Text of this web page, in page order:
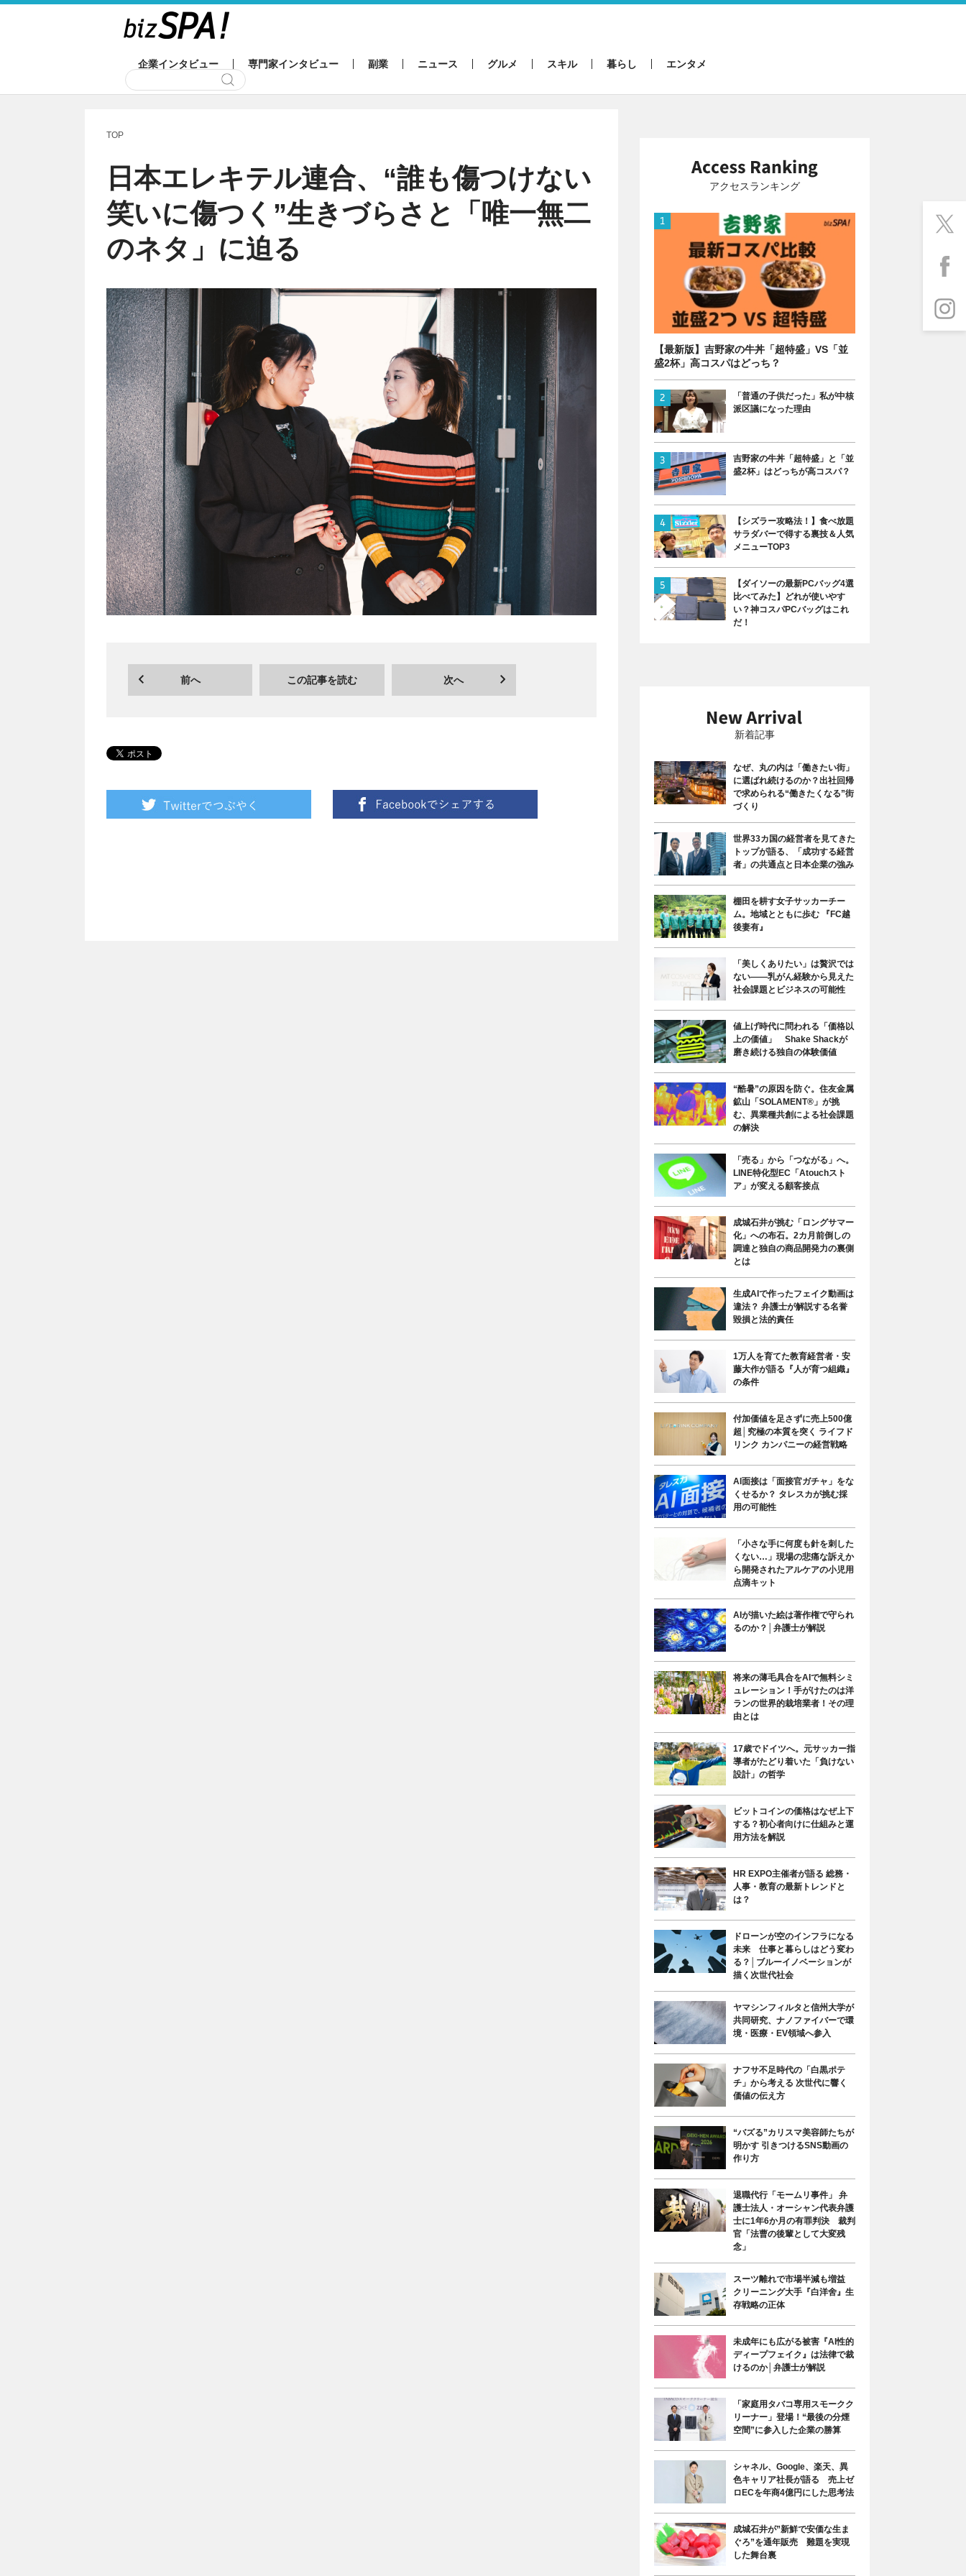
企業インタビュー 専門家インタビュー 副業 ニュース グルメ スキル 暮らし エンタメ
TOP
日本エレキテル連合、“誰も傷つけない
笑いに傷つく”生きづらさと「唯一無二
のネタ」に迫る
前へ この記事を読む 次へ
アクセスランキング
【最新版】吉野家の牛丼「超特盛」VS「並
盛2杯」高コスパはどっち？
「普通の子供だった」私が中核
派区議になった理由
吉野家の牛丼「超特盛」と「並
盛2杯」はどっちが高コスパ？
【シズラー攻略法！】食べ放題
サラダバーで得する裏技＆人気
メニューTOP3
【ダイソーの最新PCバッグ4選
比べてみた】どれが使いやす
い？神コスパPCバッグはこれ
だ！
新着記事
なぜ、丸の内は「働きたい街」
に選ばれ続けるのか？出社回帰
で求められる“働きたくなる”街
づくり
世界33カ国の経営者を見てきた
トップが語る、「成功する経営
者」の共通点と日本企業の強み
棚田を耕す女子サッカーチー
ム。地域とともに歩む 『FC越
後妻有』
「美しくありたい」は贅沢では
ない――乳がん経験から見えた
社会課題とビジネスの可能性
値上げ時代に問われる「価格以
上の価値」 Shake Shackが
磨き続ける独自の体験価値
“酷暑”の原因を防ぐ。住友金属
鉱山「SOLAMENT®」が挑
む、異業種共創による社会課題
の解決
「売る」から「つながる」へ。
LINE特化型EC「Atouchスト
ア」が変える顧客接点
成城石井が挑む「ロングサマー
化」への布石。2カ月前倒しの
調達と独自の商品開発力の裏側
とは
生成AIで作ったフェイク動画は
違法？ 弁護士が解説する名誉
毀損と法的責任
1万人を育てた教育経営者・安
藤大作が語る『人が育つ組織』
の条件
付加価値を足さずに売上500億
超│究極の本質を突く ライフド
リンク カンパニーの経営戦略
AI面接は「面接官ガチャ」をな
くせるか？ タレスカが挑む採
用の可能性
「小さな手に何度も針を刺した
くない…」現場の悲痛な訴えか
ら開発されたアルケアの小児用
点滴キット
AIが描いた絵は著作権で守られ
るのか？│弁護士が解説
将来の薄毛具合をAIで無料シミ
ュレーション！手がけたのは洋
ランの世界的栽培業者！その理
由とは
17歳でドイツへ。元サッカー指
導者がたどり着いた「負けない
設計」の哲学
ビットコインの価格はなぜ上下
する？初心者向けに仕組みと運
用方法を解説
HR EXPO主催者が語る 総務・
人事・教育の最新トレンドと
は？
ドローンが空のインフラになる
未来 仕事と暮らしはどう変わ
る？│ブルーイノベーションが
描く次世代社会
ヤマシンフィルタと信州大学が
共同研究、ナノファイバーで環
境・医療・EV領域へ参入
ナフサ不足時代の「白黒ポテ
チ」から考える 次世代に響く
価値の伝え方
“バズる”カリスマ美容師たちが
明かす 引きつけるSNS動画の
作り方
退職代行「モームリ事件」 弁
護士法人・オーシャン代表弁護
士に1年6か月の有罪判決 裁判
官「法曹の後輩として大変残
念」
スーツ離れで市場半減も増益
クリーニング大手『白洋舍』生
存戦略の正体
未成年にも広がる被害『AI性的
ディープフェイク』は法律で裁
けるのか│弁護士が解説
「家庭用タバコ専用スモークク
リーナー」登場！“最後の分煙
空間”に参入した企業の勝算
シャネル、Google、楽天、異
色キャリア社長が語る 売上ゼ
ロECを年商4億円にした思考法
成城石井が”新鮮で安価な生ま
ぐろ”を通年販売 難題を実現
した舞台裏